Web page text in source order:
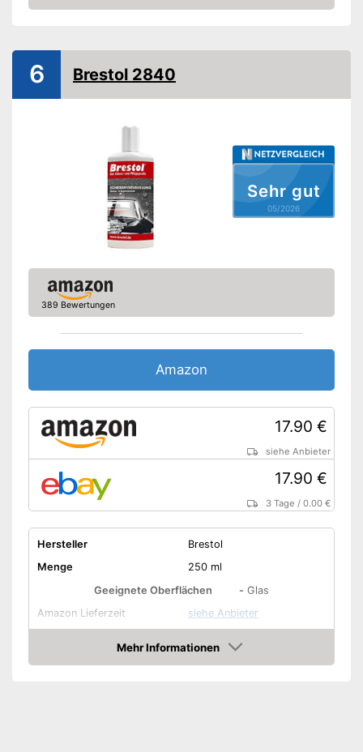
Amazon
Sehr gut
05/2026
6 Brestol 2840
389 Bewertungen
Amazon
17.90 €
siehe Anbieter
17.90 €
3 Tage /0.00 €
Hersteller
Brestol
Menge
250 ml
Geeignete Oberflächen
- Glas
Amazon Lieferzeit
siehe Anbieter
Mehr Informationen
Amazon